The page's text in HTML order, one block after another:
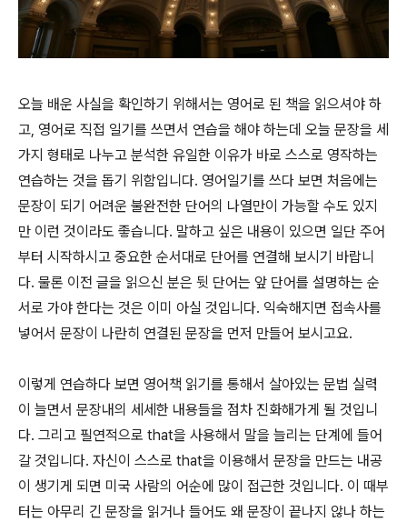
오늘 배운 사실을 확인하기 위해서는 영어로 된 책을 읽으셔야 하
고, 영어로 직접 일기를 쓰면서 연습을 해야 하는데 오늘 문장을 세
가지 형태로 나누고 분석한 유일한 이유가 바로 스스로 영작하는
연습하는 것을 돕기 위함입니다. 영어일기를 쓰다 보면 처음에는
문장이 되기 어려운 불완전한 단어의 나열만이 가능할 수도 있지
만 이런 것이라도 좋습니다. 말하고 싶은 내용이 있으면 일단 주어
부터 시작하시고 중요한 순서대로 단어를 연결해 보시기 바랍니
다. 물론 이전 글을 읽으신 분은 뒷 단어는 앞 단어를 설명하는 순
서로 가야 한다는 것은 이미 아실 것입니다. 익숙해지면 접속사를
넣어서 문장이 나란히 연결된 문장을 먼저 만들어 보시고요.
이렇게 연습하다 보면 영어책 읽기를 통해서 살아있는 문법 실력
이 늘면서 문장내의 세세한 내용들을 점차 진화해가게 될 것입니
다. 그리고 필연적으로 that을 사용해서 말을 늘리는 단계에 들어
갈 것입니다. 자신이 스스로 that을 이용해서 문장을 만드는 내공
이 생기게 되면 미국 사람의 어순에 많이 접근한 것입니다. 이 때부
터는 아무리 긴 문장을 읽거나 들어도 왜 문장이 끝나지 않나 하는